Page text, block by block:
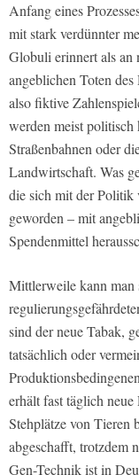
Anfang eines
mit stark verdünnter
Globuli erinnert als an
angeblichen Toten
also fiktive
werden meist politisch
Straßenbahnen oder
Landwirtschaft. Was
die sich mit der Politik
geworden – mit
Spendenmittel
Mittlerweile kann man
sind der neue Tabak,
tatsächlich oder
erhält fast täglich
Stehplätze von Tieren
abgeschafft, trotzdem
Gen-Technik ist in